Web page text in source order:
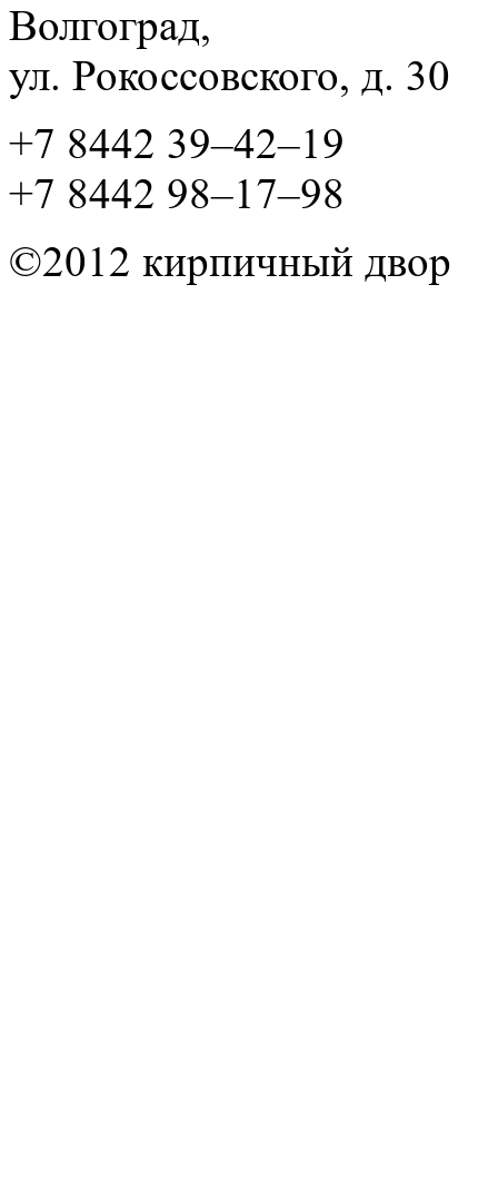
Волгоград,
ул. Рокосcовского, д. 30
+7 8442 39–42–19
+7 8442 98–17–98
©2012 кирпичный двор